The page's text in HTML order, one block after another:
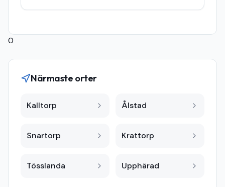
0
Närmaste orter
Kalltorp Ålstad
Snartorp Krattorp
Tösslanda Upphärad